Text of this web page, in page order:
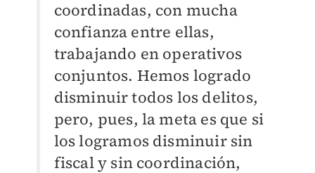
coordinadas, con mucha
confianza entre ellas,
trabajando en operativos
conjuntos. Hemos logrado
disminuir todos los delitos,
pero, pues, la meta es que si
los logramos disminuir sin
fiscal y sin coordinación,